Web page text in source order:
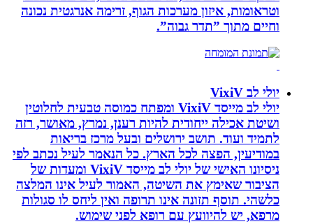
וטראומות, איזון מערכות הגוף, זרימה אנרגטית נכונה
וחיים מתוך ”תדר גבוה”.
יולי לב VixiV
יולי לב מייסד VixiV ומפתח כמוסה טבעית לחלוטין
ושיטת אכילה ייחודית להיות רענן, נמרץ, מאושר, רזה
לתמיד ועוד. תושב ירושלים ובעל מרכז בריאות
במודיעין, הפצה לכל הארץ. כל הנאמר לעיל נכתב לפי
ניסיונו האישי של יולי לב מייסד VixiV ומעדות של
הציבור שאימץ את השיטה, האמור לעיל אינו המלצה
כלשהי. תוסף תזונה אינו תרופה ואין ליחס לו סגולות
מרפא, יש להיוועץ עם רופא לפני שימוש.